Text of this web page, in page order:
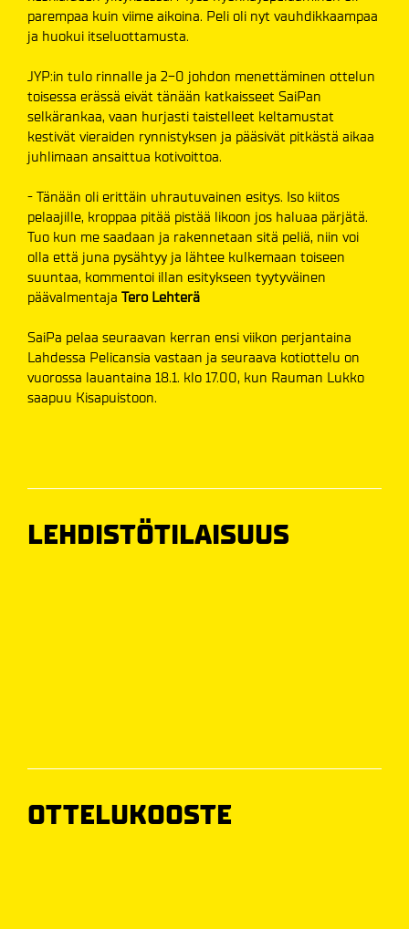
parempaa kuin viime aikoina. Peli oli nyt vauhdikkaampaa
ja huokui itseluottamusta.
JYP:in tulo rinnalle ja 2-0 johdon menettäminen ottelun
toisessa erässä eivät tänään katkaisseet SaiPan
selkärankaa, vaan hurjasti taistelleet keltamustat
kestivät vieraiden rynnistyksen ja pääsivät pitkästä aikaa
juhlimaan ansaittua kotivoittoa.
- Tänään oli erittäin uhrautuvainen esitys. Iso kiitos
pelaajille, kroppaa pitää pistää likoon jos haluaa pärjätä.
Tuo kun me saadaan ja rakennetaan sitä peliä, niin voi
olla että juna pysähtyy ja lähtee kulkemaan toiseen
suuntaa, kommentoi illan esitykseen tyytyväinen
päävalmentaja Tero Lehterä
SaiPa pelaa seuraavan kerran ensi viikon perjantaina
Lahdessa Pelicansia vastaan ja seuraava kotiottelu on
vuorossa lauantaina 18.1. klo 17.00, kun Rauman Lukko
saapuu Kisapuistoon.
LEHDISTÖTILAISUUS
OTTELUKOOSTE